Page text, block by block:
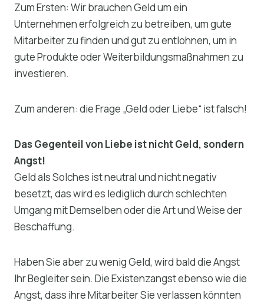
Zum Ersten: Wir brauchen Geld um ein
Unternehmen erfolgreich zu betreiben, um gute
Mitarbeiter zu finden und gut zu entlohnen, um in
gute Produkte oder Weiterbildungsmaßnahmen zu
investieren.
Zum anderen: die Frage „Geld oder Liebe“ ist falsch!
Das Gegenteil von Liebe ist nicht Geld, sondern
Angst!
Geld als Solches ist neutral und nicht negativ
besetzt, das wird es lediglich durch schlechten
Umgang mit Demselben oder die Art und Weise der
Beschaffung.
Haben Sie aber zu wenig Geld, wird bald die Angst
Ihr Begleiter sein. Die Existenzangst ebenso wie die
Angst, dass ihre Mitarbeiter Sie verlassen könnten